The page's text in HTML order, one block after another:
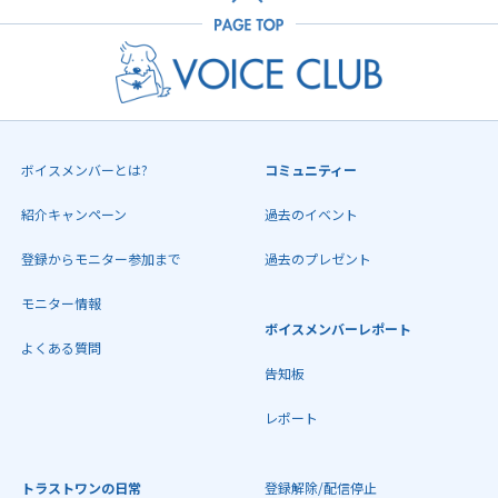
ボイスメンバーとは?
紹介キャンペーン
登録からモニター参加まで
モニター情報
よくある質問
コミュニティー
過去のイベント
過去のプレゼント
ボイスメンバーレポート
告知板
レポート
トラストワンの日常 登録解除/配信停止